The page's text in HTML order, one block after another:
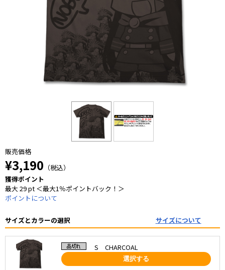
販売価格
¥3,190 （税込）
獲得ポイント
最大 29 pt ＜最大1％ポイントバック！＞
ポイントについて
サイズとカラーの選択 サイズについて
S CHARCOAL
選択する